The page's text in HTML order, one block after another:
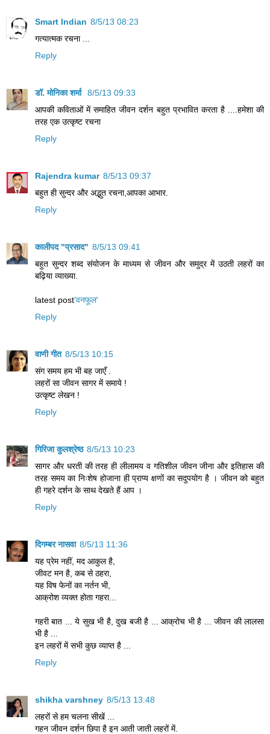
Smart Indian 8/5/13 08:23
गत्यात्मक रचना ...
Reply
डॉ. मोनिका शर्मा 8/5/13 09:33
आपकी कविताओं में समाहित जीवन दर्शन बहुत प्रभावित करता है ....हमेशा की
तरह एक उत्कृष्ट रचना
Reply
Rajendra kumar 8/5/13 09:37
बहुत ही सुन्दर और अद्भुत रचना,आपका आभार.
Reply
कालीपद "प्रसाद" 8/5/13 09:41
बहुत सुन्दर शब्द संयोजन के माध्यम से जीवन और समुद्र में उठती लहरों का
बढ़िया व्याख्या.
latest post'वनफूल'
Reply
वाणी गीत 8/5/13 10:15
संग समय हम भी बह जाएँ .
लहरों सा जीवन सागर में समाये !
उत्कृष्ट लेखन !
Reply
गिरिजा कुलश्रेष्ठ 8/5/13 10:23
सागर और धरती की तरह ही लीलामय व गतिशील जीवन जीना और इतिहास की
तरह समय का निःशेष होजाना ही प्राप्य क्षणों का सदुपयोग है । जीवन को बहुत
ही गहरे दर्शन के साथ देखते हैं आप ।
Reply
दिगम्बर नासवा 8/5/13 11:36
यह प्रेम नहीं, मद आकुल है,
जीवट मन है, कब से ठहरा,
यह विष फेनों का नर्तन भी,
आक्रोश व्यक्त होता गहरा...
गहरी बात ... ये सुख भी है, दुख बजी है ... आक्रोच भी है ... जीवन की लालसा
भी है ...
इन लहरों में सभी कुछ व्याप्त है ...
Reply
shikha varshney 8/5/13 13:48
लहरों से हम चलना सीखें ...
गहन जीवन दर्शन छिपा है इन आती जाती लहरों में.